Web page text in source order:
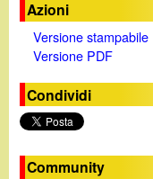
Azioni
Versione stampabile
Versione PDF
Condividi
Community